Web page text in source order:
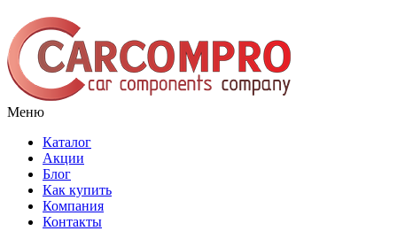
Меню
Каталог
Акции
Блог
Как купить
Компания
Контакты